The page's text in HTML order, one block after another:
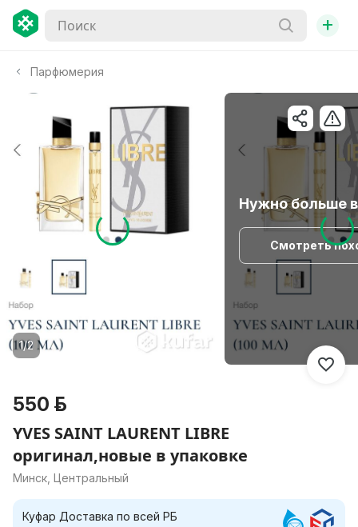
+
Парфюмерия
Нужно больше
Смотреть
1/2
550 р.
YVES SAINT LAURENT LIBRE
оригинал,новые в упаковке
Минск, Центральный
Куфар Доставка по всей РБ